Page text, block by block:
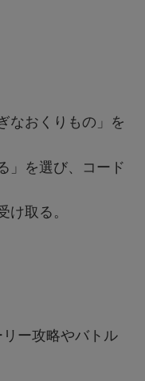
なおくりもの」を
」を選び、コード
け取る。
ー攻略やバトル